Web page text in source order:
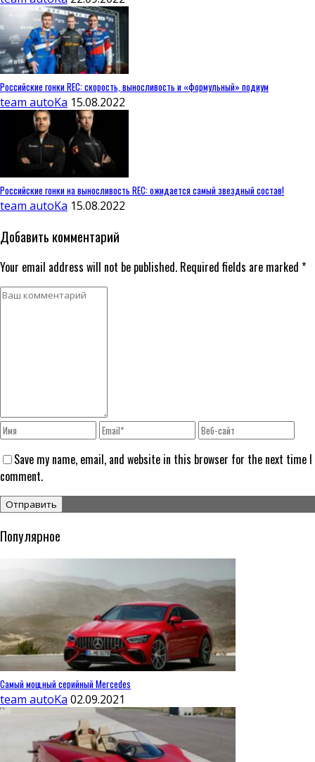
Российские гонки REC: скорость, выносливость и «формульный» подиум
team autoKa 15.08.2022
Российские гонки на выносливость REC: ожидается самый звездный состав!
team autoKa 15.08.2022
Добавить комментарий
Your email address will not be published. Required fields are marked *
Save my name, email, and website in this browser for the next time I
comment.
Популярное
Самый мощный серийный Mercedes
team autoKa 02.09.2021